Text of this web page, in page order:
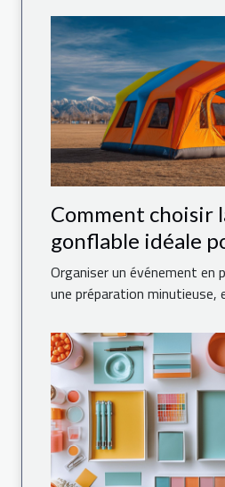
Comment choisir
gonflable idéale
événement
Organiser un événement en
une préparation minutieuse,